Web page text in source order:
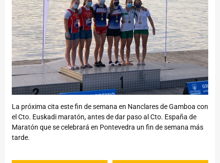
La próxima cita este fin de semana en Nanclares de Gamboa con
el Cto. Euskadi maratón, antes de dar paso al Cto. España de
Maratón que se celebrará en Pontevedra un fin de semana más
tarde.